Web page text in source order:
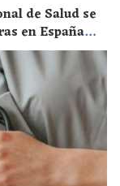
de Salud se
en España
de toda la